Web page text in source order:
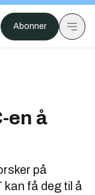
Abonner
en å
på
kan få deg til å